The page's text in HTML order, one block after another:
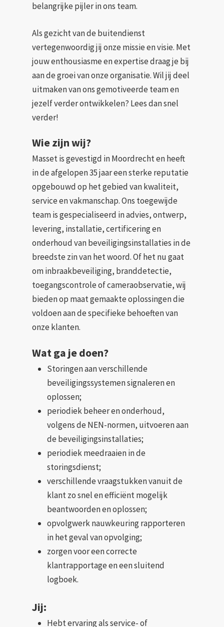
belangrijke pijler in ons team.
Als gezicht van de buitendienst
vertegenwoordig jij onze missie en visie. Met
jouw enthousiasme en expertise draag je bij
aan de groei van onze organisatie. Wil jij deel
uitmaken van ons gemotiveerde team en
jezelf verder ontwikkelen? Lees dan snel
verder!
Wie zijn wij?
Masset is gevestigd in Moordrecht en heeft
in de afgelopen 35 jaar een sterke reputatie
opgebouwd op het gebied van kwaliteit,
service en vakmanschap. Ons toegewijde
team is gespecialiseerd in advies, ontwerp,
levering, installatie, certificering en
onderhoud van beveiligingsinstallaties in de
breedste zin van het woord. Of het nu gaat
om inbraakbeveiliging, branddetectie,
toegangscontrole of cameraobservatie, wij
bieden op maat gemaakte oplossingen die
voldoen aan de specifieke behoeften van
onze klanten.
Wat ga je doen?
Storingen aan verschillende
beveiligingssystemen signaleren en
oplossen;
periodiek beheer en onderhoud,
volgens de NEN-normen, uitvoeren aan
de beveiligingsinstallaties;
periodiek meedraaien in de
storingsdienst;
verschillende vraagstukken vanuit de
klant zo snel en efficiënt mogelijk
beantwoorden en oplossen;
opvolgwerk nauwkeuring rapporteren
in het geval van opvolging;
zorgen voor een correcte
klantrapportage en een sluitend
logboek.
Jij:
Hebt ervaring als service- of